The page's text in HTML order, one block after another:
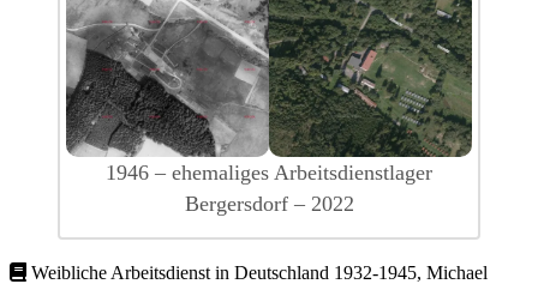
1946 – ehemaliges Arbeitsdienstlager
Bergersdorf – 2022
Weibliche Arbeitsdienst in Deutschland 1932-1945, Michael